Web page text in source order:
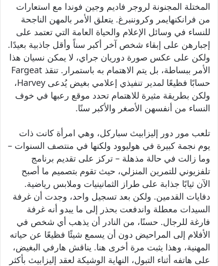
المختلة المجنونة لروجر فاديم وجين فوندا مع استعارات
من فرانكنهايمر وكروننبرغ. يتعلق الأمر بالمهن الناجحة
للنساء في وسائل الإعلام والحياة العامة التي تعتمد على
إجبارهن على إبقاء شخص آخر أكبر سناً وأقل جاذبية بعيدًا.
ولكن على عكس صورة دوريان جراي، لا يمكن نسيان هذا
الأمر ببساطة، بل يتم الاهتمام به باستمرار. تنقذ Fargeat
حسابًا فظيعًا لمدير تنفيذي إعلامي بغيض يُدعى Harvey،
ولكن بطريقة مثيرة للاهتمام تحدد موقع رعبها في خوف
النساء من أنفسهن الأصغر والأكبر سنًا.
تلعب مور دور إليزابيث سباركل، وهي امرأة كانت ذات
يوم نجمة كبيرة في هوليوود ولكنها في منتصف السنوات –
وما زالت في حالة مذهلة – تركز على تقديم برنامج
تلفزيوني للتمرين المنزلي، حيث تقوم بتصميم ما أصبح
الآن ثيابًا جذابة على طراز الثمانينيات وملابس رياضية.
دفايات القدمين. ولكن بعد تسجيل واحد، وجدت أن غرفة
السيدات معطلة واندفعت بحذر إلى ما يبدو أنه غرفة
فارغة للرجال. حسنًا، من النادر أن يذهب أي شخص في
الأفلام إلى المراحيض دون أن يسمع شيئًا فظيعًا عن حياته
المهنية، وهذا يثبت مرة أخرى هنا. يناقش هارفي البغيض،
على هاتفه أثناء التبول، النهاية الوشيكة لعقد إليزابيث بأكثر